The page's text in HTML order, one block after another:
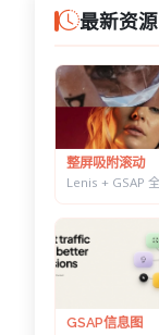
最新资源
整屏吸附滚动
GSAP信息图